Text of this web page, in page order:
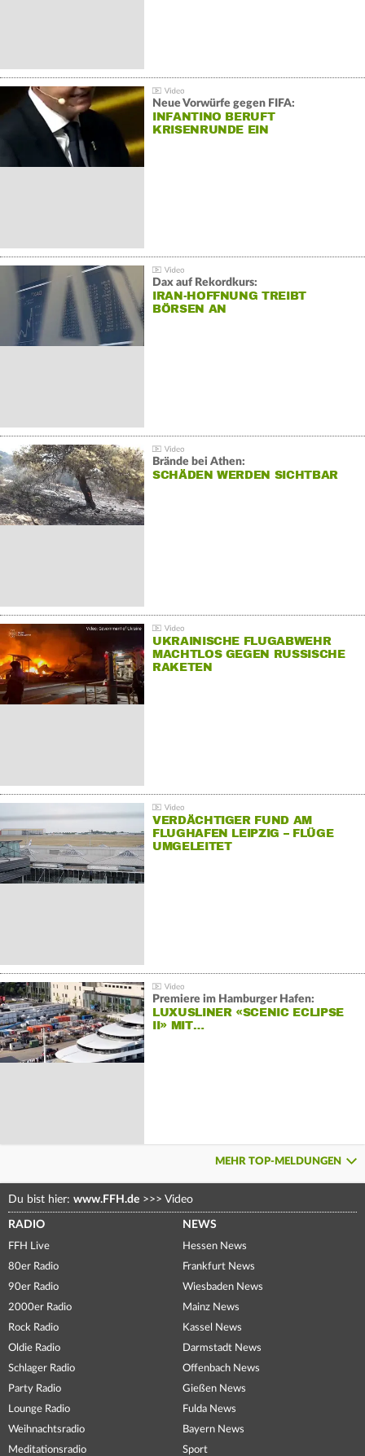
Neue Vorwürfe gegen FIFA:
INFANTINO BERUFT
KRISENRUNDE EIN
Dax auf Rekordkurs:
IRAN-HOFFNUNG TREIBT
BÖRSEN AN
Brände bei Athen:
SCHÄDEN WERDEN SICHTBAR
UKRAINISCHE FLUGABWEHR
MACHTLOS GEGEN RUSSISCHE
RAKETEN
VERDÄCHTIGER FUND AM
FLUGHAFEN LEIPZIG – FLÜGE
UMGELEITET
Premiere im Hamburger Hafen:
LUXUSLINER «SCENIC ECLIPSE
II» MIT…
MEHR TOP-MELDUNGEN
Du bist hier: www.FFH.de >>> Video
RADIO
FFH Live
80er Radio
90er Radio
2000er Radio
Rock Radio
Oldie Radio
Schlager Radio
Party Radio
Lounge Radio
Weihnachtsradio
Meditationsradio
NEWS
Hessen News
Frankfurt News
Wiesbaden News
Mainz News
Kassel News
Darmstadt News
Offenbach News
Gießen News
Fulda News
Bayern News
Sport